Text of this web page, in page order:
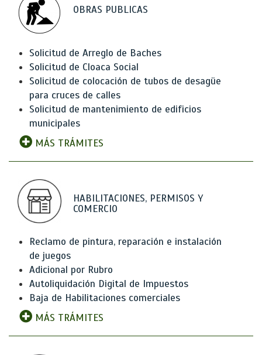
OBRAS PUBLICAS
Solicitud de Arreglo de Baches
Solicitud de Cloaca Social
Solicitud de colocación de tubos de desagüe
para cruces de calles
Solicitud de mantenimiento de edificios
municipales
MÁS TRÁMITES
HABILITACIONES, PERMISOS Y
COMERCIO
Reclamo de pintura, reparación e instalación
de juegos
Adicional por Rubro
Autoliquidación Digital de Impuestos
Baja de Habilitaciones comerciales
MÁS TRÁMITES